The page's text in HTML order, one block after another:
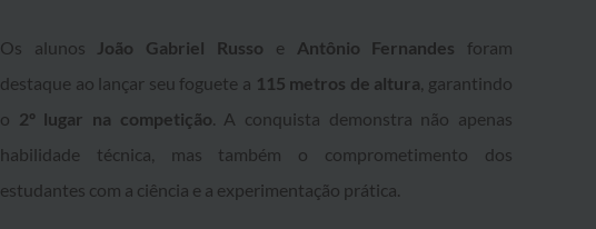
Os alunos João Gabriel Russo e Antônio Fernandes foram
destaque ao lançar seu foguete a 115 metros de altura, garantindo
o 2º lugar na competição. A conquista demonstra não apenas
habilidade técnica, mas também o comprometimento dos
estudantes com a ciência e a experimentação prática.